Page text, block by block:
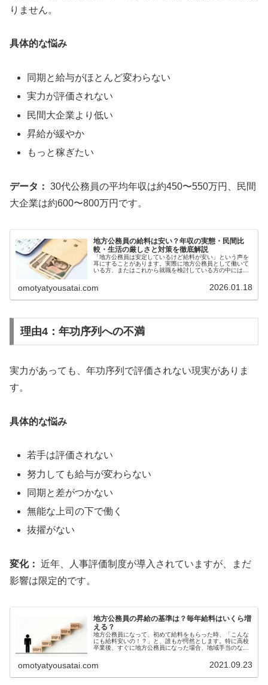
りません。
具体的な悩み
同期と給与がほとんど変わらない
実力が評価されない
民間大企業より低い
昇給が緩やか
もっと稼ぎたい
データ： 30代公務員の平均年収は約450〜550万円、民間
大企業は約600〜800万円です。
地方公務員の給料は安い？年収の実態・民間比
較・生活の厳しさと対策を徹底解説
「地方公務員は安定しているけど給料が安い」という声を
耳にすることがあります。実際に地方公務員として働いて
いる方、またはこれから就職を検討している方の中には、
omotyatyousatai.com 2026.01.18
理由4：年功序列への不満
実力があっても、年功序列で評価されない現実がありま
す。
具体的な悩み
若手は評価されない
努力しても給与が変わらない
同期と差がつかない
無能な上司の下で働く
抜擢がない
変化： 近年、人事評価制度が導入されていますが、まだ
影響は限定的です。
地方公務員の昇給の基準は？毎年給料はいくら増
える？
地方公務員になって、初めて給料をもらった時、「こんな
にも給料安いの！？」と、誰もが愕然とします。特に高校
卒業後、すぐに地方公務員になった場合、地域手当のない
omotyatyousatai.com 2021.09.23